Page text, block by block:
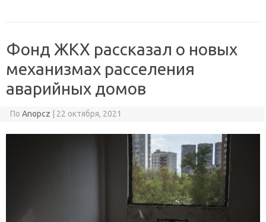
Фонд ЖКХ рассказал о новых
механизмах расселения
аварийных домов
По Anopcz 22 октября, 2021